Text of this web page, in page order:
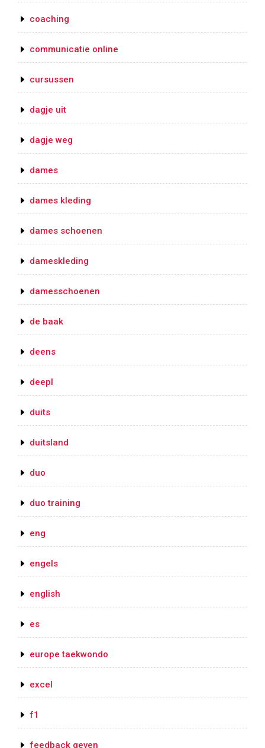
coaching
communicatie online
cursussen
dagje uit
dagje weg
dames
dames kleding
dames schoenen
dameskleding
damesschoenen
de baak
deens
deepl
duits
duitsland
duo
duo training
eng
engels
english
es
europe taekwondo
excel
f1
feedback geven